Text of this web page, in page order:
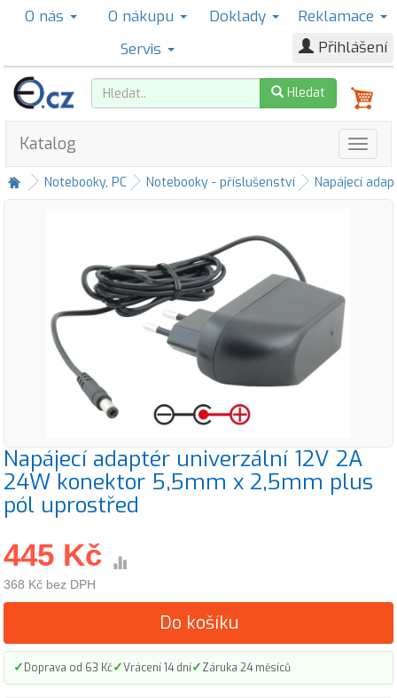
O nás O nákupu Doklady
Reklamace
Servis
Přihlášení
Hledat
Katalog
Notebooky, PC Notebooky - příslušenství Napájecí
Napájecí adaptér univerzální 12V 2A
24W konektor 5,5mm x 2,5mm plus
pól uprostřed
445 Kč
368 Kč bez DPH
Do košíku
✓Doprava od 63 Kč✓Vrácení 14 dní✓Záruka 24 měsíců